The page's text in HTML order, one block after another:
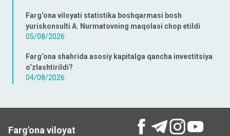
Farg‘ona viloyati statistika boshqarmasi bosh
yuriskonsulti A. Nurmatovning maqolasi chop etildi
05/08/2026
Farg‘ona shahrida asosiy kapitalga qancha investitsiya
o‘zlashtirildi?
04/08/2026
Farg'ona viloyat